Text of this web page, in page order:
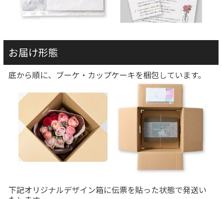
お届け形態
底から順に、ブーケ・カップケーキを梱包しています。
下記オリジナルデザイン箱に伝票を貼った状態で発送い